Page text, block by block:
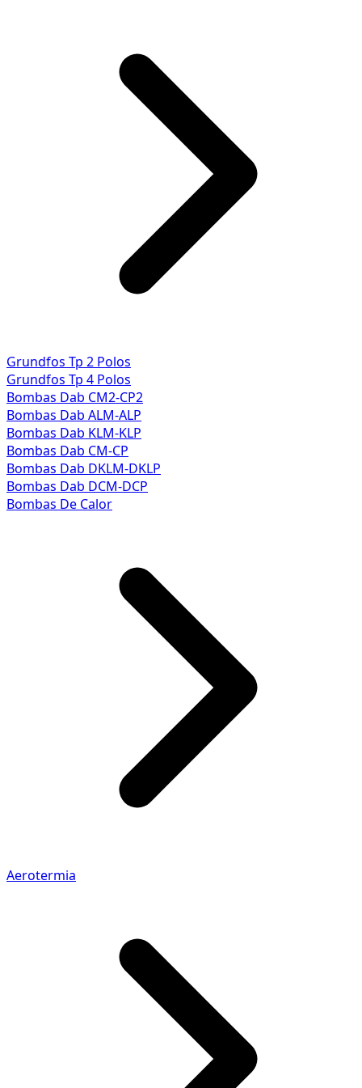
Grundfos Tp 2 Polos
Grundfos Tp 4 Polos
Bombas Dab CM2-CP2
Bombas Dab ALM-ALP
Bombas Dab KLM-KLP
Bombas Dab CM-CP
Bombas Dab DKLM-DKLP
Bombas Dab DCM-DCP
Bombas De Calor
Aerotermia